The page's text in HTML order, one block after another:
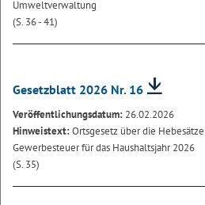
Umweltverwaltung
(S. 36 - 41)
Gesetzblatt 2026 Nr. 16
Veröffentlichungsdatum: 26.02.2026
Hinweistext:Ortsgesetz über die
Gewerbesteuer für das Haushaltsjahr 2026
(S. 35)